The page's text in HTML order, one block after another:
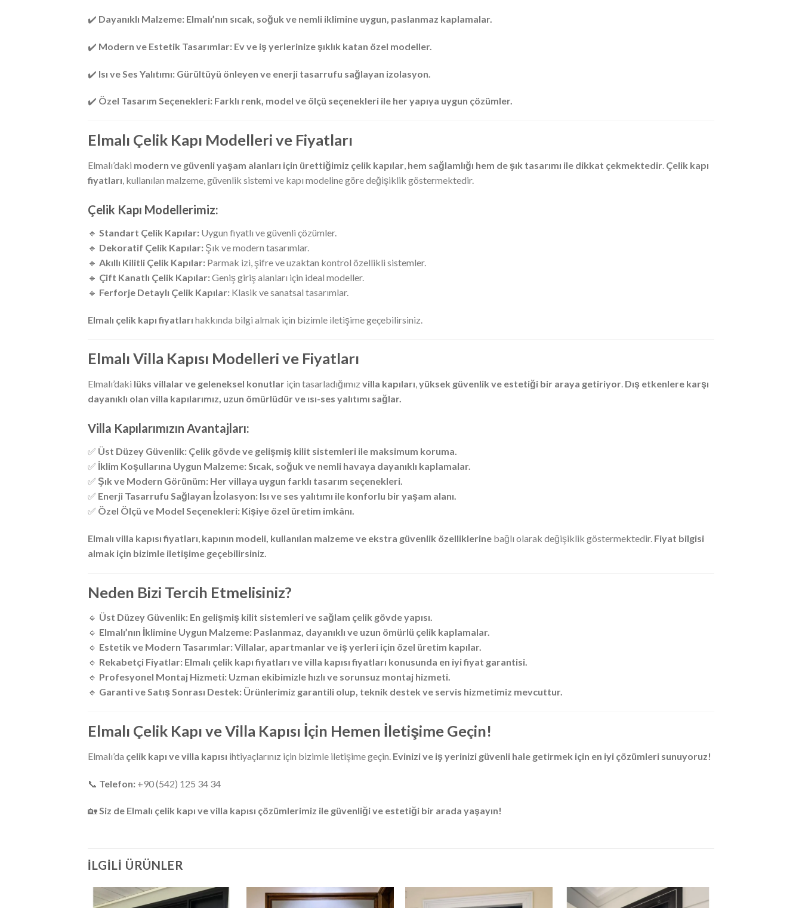
✔️ Dayanıklı Malzeme: Elmalı’nın sıcak, soğuk ve nemli iklimine uygun, paslanmaz kaplamalar.
✔️ Modern ve Estetik Tasarımlar: Ev ve iş yerlerinize şıklık katan özel modeller.
✔️ Isı ve Ses Yalıtımı: Gürültüyü önleyen ve enerji tasarrufu sağlayan izolasyon.
✔️ Özel Tasarım Seçenekleri: Farklı renk, model ve ölçü seçenekleri ile her yapıya uygun çözümler.
Elmalı Çelik Kapı Modelleri ve Fiyatları
Elmalı’daki modern ve güvenli yaşam alanları için ürettiğimiz çelik kapılar, hem sağlamlığı hem de şık tasarımı ile dikkat çekmektedir. Çelik kapı
fiyatları, kullanılan malzeme, güvenlik sistemi ve kapı modeline göre değişiklik göstermektedir.
Çelik Kapı Modellerimiz:
🔹 Standart Çelik Kapılar: Uygun fiyatlı ve güvenli çözümler.
🔹 Dekoratif Çelik Kapılar: Şık ve modern tasarımlar.
🔹 Akıllı Kilitli Çelik Kapılar: Parmak izi, şifre ve uzaktan kontrol özellikli sistemler.
🔹 Çift Kanatlı Çelik Kapılar:Geniş giriş alanları için ideal modeller.
🔹 Ferforje Detaylı Çelik Kapılar: Klasik ve sanatsal tasarımlar.
Elmalı çelik kapı fiyatları hakkında bilgi almak için bizimle iletişime geçebilirsiniz.
Elmalı Villa Kapısı Modelleri ve Fiyatları
Elmalı’daki lüks villalar ve geleneksel konutlar için tasarladığımız villa kapıları,yüksek güvenlik ve estetiği bir araya getiriyor. Dış etkenlere karşı
dayanıklı olan villa kapılarımız, uzun ömürlüdür ve ısı-ses yalıtımı sağlar.
Villa Kapılarımızın Avantajları:
✅ Üst Düzey Güvenlik: Çelik gövde ve gelişmiş kilit sistemleri ile maksimum koruma.
✅ İklim Koşullarına Uygun Malzeme:Sıcak, soğuk ve nemli havaya dayanıklı kaplamalar.
✅ Şık ve Modern Görünüm: Her villaya uygun farklı tasarım seçenekleri.
✅ Enerji Tasarrufu Sağlayan İzolasyon: Isı ve ses yalıtımı ile konforlu bir yaşam alanı.
✅ Özel Ölçü ve Model Seçenekleri: Kişiye özel üretim imkânı.
Elmalı villa kapısı fiyatları kapının modeli, kullanılan malzeme ve ekstra güvenlik özelliklerine bağlı olarak değişiklik göstermektedir. Fiyat bilgisi
almak için bizimle iletişime geçebilirsiniz.
Neden Bizi Tercih Etmelisiniz?
🔹 Üst Düzey Güvenlik: En gelişmiş kilit sistemleri ve sağlam çelik gövde yapısı.
🔹 Elmalı’nın İklimine Uygun Malzeme: Paslanmaz, dayanıklı ve uzun ömürlü çelik kaplamalar.
🔹 Estetik ve Modern Tasarımlar:Villalar, apartmanlar ve iş yerleri için özel üretim kapılar.
🔹 Rekabetçi Fiyatlar: Elmalı çelik kapı fiyatları ve villa kapısı fiyatları konusunda en iyi fiyat garantisi.
🔹 Profesyonel Montaj Hizmeti: Uzman ekibimizle hızlı ve sorunsuz montaj hizmeti.
🔹 Garanti ve Satış Sonrası Destek: Ürünlerimiz garantili olup, teknik destek ve servis hizmetimiz mevcuttur.
Elmalı Çelik Kapı ve Villa Kapısı İçin Hemen İletişime Geçin!
Elmalı’da çelik kapı ve villa kapısı ihtiyaçlarınız için bizimle iletişime geçin. Evinizi ve iş yerinizi güvenli hale getirmek için en iyi çözümleri sunuyoruz!
📞 Telefon: +90 (542) 125 34 34
🏡Siz de Elmalı çelik kapı ve villa kapısı çözümlerimiz ile güvenliği ve estetiği bir arada yaşayın!
İLGILI ÜRÜNLER